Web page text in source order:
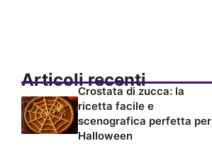
Articoli recenti
Crostata di zucca: la
ricetta facile e
scenografica perfetta per
Halloween